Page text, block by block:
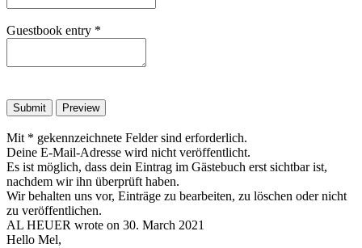
Guestbook entry *
Mit * gekennzeichnete Felder sind erforderlich.
Deine E-Mail-Adresse wird nicht veröffentlicht.
Es ist möglich, dass dein Eintrag im Gästebuch erst sichtbar ist,
nachdem wir ihn überprüft haben.
Wir behalten uns vor, Einträge zu bearbeiten, zu löschen oder nicht
zu veröffentlichen.
AL HEUER wrote on 30. March 2021
Hello Mel,